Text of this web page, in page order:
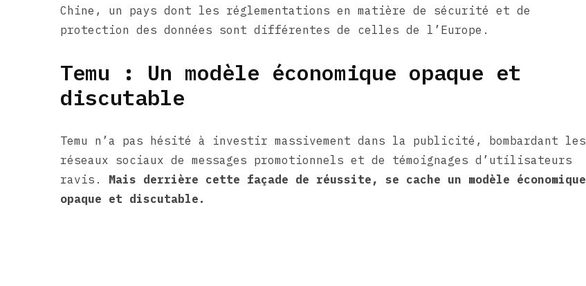
Chine, un pays dont les réglementations en matière de sécurité et de
protection des données sont différentes de celles de l’Europe.
Temu : Un modèle économique opaque et
discutable
Temu n’a pas hésité à investir massivement dans la publicité, bombardant les
réseaux sociaux de messages promotionnels et de témoignages d’utilisateurs
ravis. Mais derrière cette façade de réussite, se cache un modèle économique
opaque et discutable.